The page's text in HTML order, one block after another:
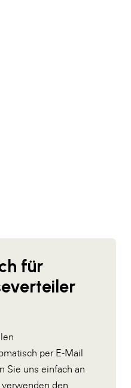
für
per E-Mail
Sie uns einfach an
den